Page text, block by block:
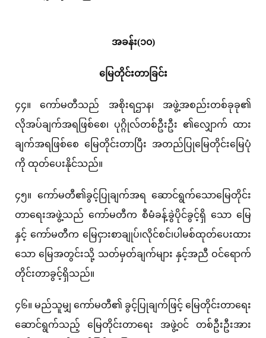
အခန်း(၁၀)
မြေတိုင်းတာခြင်း
၄၄။ ကော်မတီသည် အစိုးရဌာန၊ အဖွဲ့အစည်းတစ်ခုခု၏
လိုအပ်ချက်အရဖြစ်စေ၊ ပုဂ္ဂိုလ်တစ်ဦးဦး ၏လျှောက် ထား
ချက်အရဖြစ်စေ မြေတိုင်းတာပြီး အတည်ပြုမြေတိုင်းမြေပုံ
ကို ထုတ်ပေးနိုင်သည်။
၄၅။ ကော်မတီ၏ခွင့်ပြုချက်အရ ဆောင်ရွက်သောမြေတိုင်း
တာရေးအဖွဲ့သည် ကော်မတီက စီမံခန့်ခွဲပိုင်ခွင့်ရှိ သော မြေ
နှင့် ကော်မတီက မြေငှားစာချုပ်၊လိုင်စင်၊ပါမစ်ထုတ်ပေးထား
သော မြေအတွင်းသို့ သတ်မှတ်ချက်များ နှင့်အညီ ဝင်ရောက်
တိုင်းတာခွင့်ရှိသည်။
၄၆။ မည်သူမျှ ကော်မတီ၏ ခွင့်ပြုချက်ဖြင့် မြေတိုင်းတာရေး
ဆောင်ရွက်သည့် မြေတိုင်းတာရေး အဖွဲ့၀င် တစ်ဦးဦးအား